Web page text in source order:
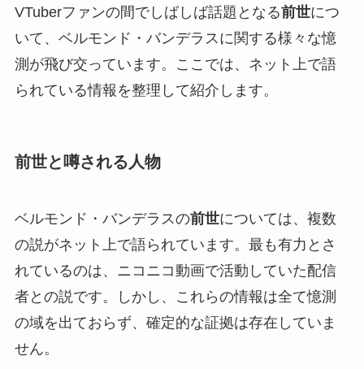
VTuberファンの間でしばしば話題となる前世につ
いて、ベルモンド・バンデラスに関する様々な憶
測が飛び交っています。ここでは、ネット上で語
られている情報を整理して紹介します。
前世と噂される人物
ベルモンド・バンデラスの前世については、複数
の説がネット上で語られています。最も有力とさ
れているのは、ニコニコ動画で活動していた配信
者との説です。しかし、これらの情報は全て憶測
の域を出ておらず、確定的な証拠は存在していま
せん。